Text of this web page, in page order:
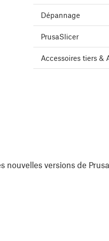
Dépannage
PrusaSlicer
Accessoires tiers &
versions de